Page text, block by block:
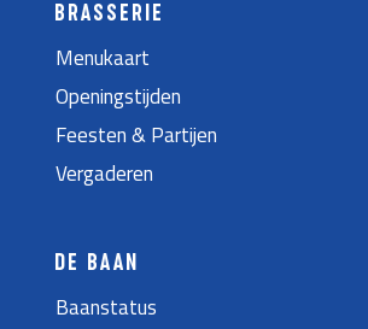
BRASSERIE
Menukaart
Openingstijden
Feesten & Partijen
Vergaderen
DE BAAN
Baanstatus